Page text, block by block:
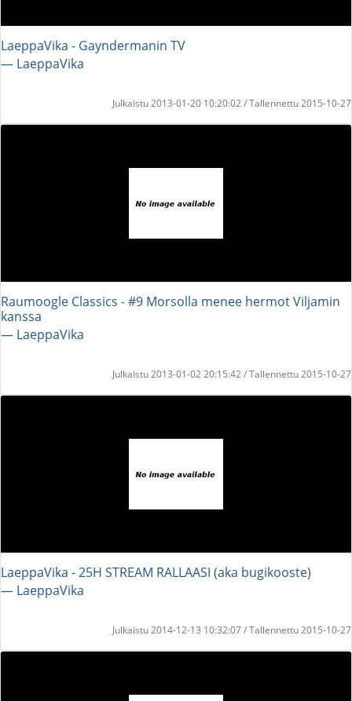
LaeppaVika - Gayndermanin TV
― LaeppaVika
Julkaistu 2013-01-20 10:20:02 / Tallennettu 2015-10-27
Raumoogle Classics - #9 Morsolla menee hermot Viljamin
kanssa
― LaeppaVika
Julkaistu 2013-01-02 20:15:42 / Tallennettu 2015-10-27
LaeppaVika - 25H STREAM RALLAASI (aka bugikooste)
― LaeppaVika
Julkaistu 2014-12-13 10:32:07 / Tallennettu 2015-10-27